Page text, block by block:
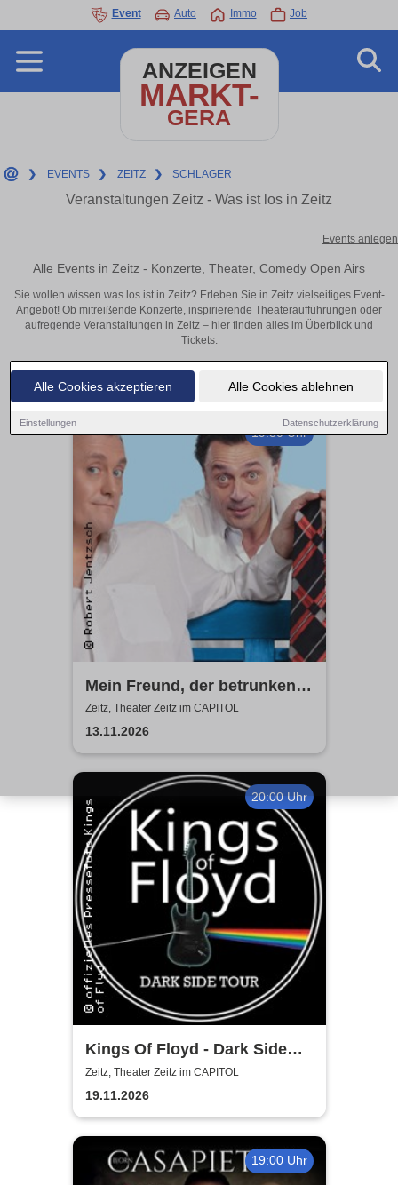
Alle Cookies akzeptieren Alle Cookies ablehnen
Einstellungen Datenschutzerklärung
Event Auto Immo Job
ANZEIGEN
MARKT-
GERA
❯ EVENTS ❯ ZEITZ ❯ SCHLAGER
Veranstaltungen Zeitz - Was ist los in Zeitz
Events anlegen
Alle Events in Zeitz - Konzerte, Theater, Comedy Open Airs
Sie wollen wissen was los ist in Zeitz? Erleben Sie in Zeitz vielseitiges Event-
Angebot! Ob mitreißende Konzerte, inspirierende Theateraufführungen oder
aufregende Veranstaltungen in Zeitz – hier finden alles im Überblick und
Tickets.
19:30 Uhr
Mein Freund, der betrunkene
Sachse - Ein Abend für Olaf
Böhme
Zeitz, Theater Zeitz im CAPITOL
13.11.2026
20:00 Uhr
Kings Of Floyd - Dark Side
Tour
Zeitz, Theater Zeitz im CAPITOL
19.11.2026
19:00 Uhr